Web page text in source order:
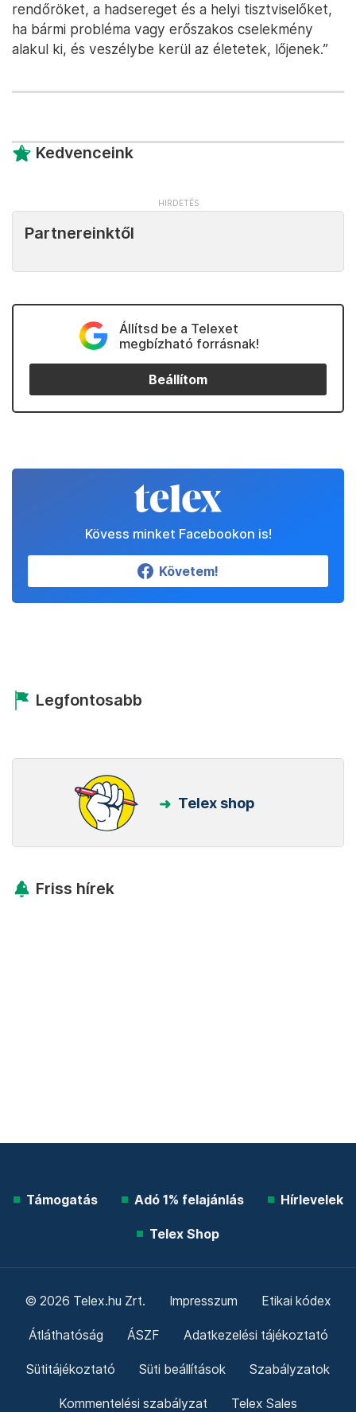
rendőröket, a hadsereget és a helyi tisztviselőket,
ha bármi probléma vagy erőszakos cselekmény
alakul ki, és veszélybe kerül az életetek, lőjenek.”
Kedvenceink
Partnereinktől
Állítsd be a Telexet
megbízható forrásnak!
Beállítom
Kövess minket Facebookon is!
Követem!
Legfontosabb
Telex shop
Friss hírek
Támogatás Adó 1% felajánlás Hírlevelek
Telex Shop
© 2026 Telex.hu Zrt. Impresszum Etikai kódex
Átláthatóság ÁSZF Adatkezelési tájékoztató
Sütitájékoztató Süti beállítások Szabályzatok
Kommentelési szabályzat Telex Sales